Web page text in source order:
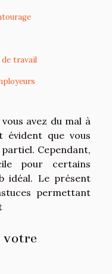
travail
avez du mal à
évident que vous
partiel. Cependant,
pour certains
idéal. Le présent
permettant
votre